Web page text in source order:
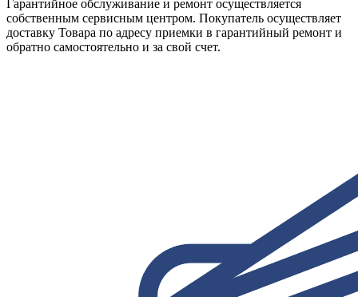
Гарантийное обслуживание и ремонт осуществляется
собственным сервисным центром. Покупатель осуществляет
доставку Товара по адресу приемки в гарантийный ремонт и
обратно самостоятельно и за свой счет.